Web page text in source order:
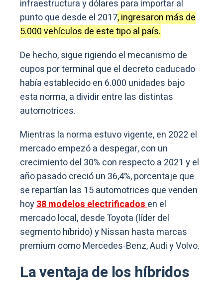
infraestructura y dólares para importar al
punto que desde el 2017, ingresaron más de
5.000 vehículos de este tipo al país.
De hecho, sigue rigiendo el mecanismo de
cupos por terminal que el decreto caducado
había establecido en 6.000 unidades bajo
esta norma, a dividir entre las distintas
automotrices.
Mientras la norma estuvo vigente, en 2022 el
mercado empezó a despegar, con un
crecimiento del 30% con respecto a 2021 y el
año pasado creció un 36,4%, porcentaje que
se repartían las 15 automotrices que venden
hoy38 modelos electrificadosen el
mercado local, desde Toyota (líder del
segmento híbrido) y Nissan hasta marcas
premium como Mercedes-Benz, Audi y Volvo.
La ventaja de los híbridos